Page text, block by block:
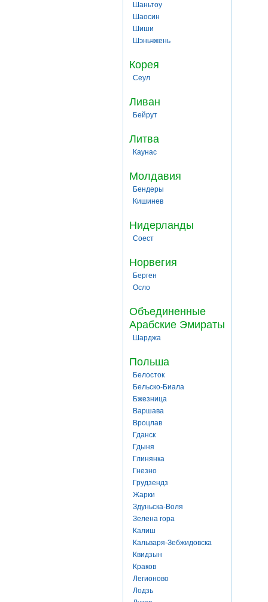
Шаньтоу
Шаосин
Шиши
Шэньчжень
Корея
Сеул
Ливан
Бейрут
Литва
Каунас
Молдавия
Бендеры
Кишинев
Нидерланды
Соест
Норвегия
Берген
Осло
Объединенные
Арабские Эмираты
Шарджа
Польша
Белосток
Бельско-Биала
Бжезница
Варшава
Вроцлав
Гданск
Гдыня
Глинянка
Гнезно
Грудзендз
Жарки
Здуньска-Воля
Зелена гора
Калиш
Кальваря-Зебжидовска
Квидзын
Краков
Легионово
Лодзь